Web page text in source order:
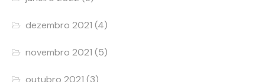
dezembro 2021 (4)
novembro 2021 (5)